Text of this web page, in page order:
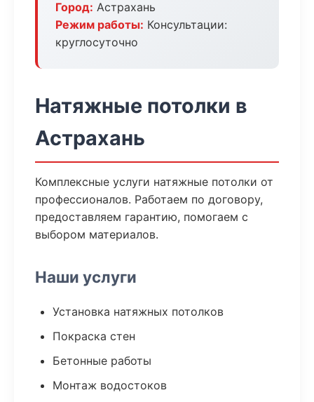
Город: Астрахань
Режим работы: Консультации:
круглосуточно
Натяжные потолки в
Астрахань
Комплексные услуги натяжные потолки от
профессионалов. Работаем по договору,
предоставляем гарантию, помогаем с
выбором материалов.
Наши услуги
Установка натяжных потолков
Покраска стен
Бетонные работы
Монтаж водостоков